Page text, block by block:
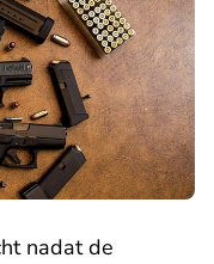
nadat de